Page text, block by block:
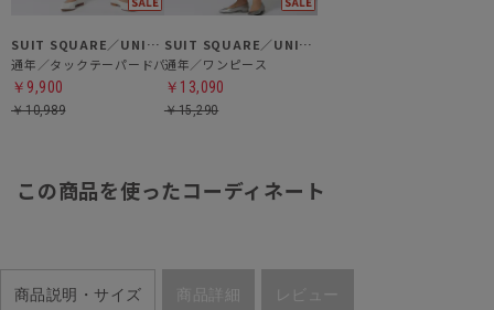
SUIT SQUARE／UNIVERSAL LANGUAGE／WHITE
通年／タックテーパードパンツ
￥9,900
￥10,989
SUIT SQUARE／UNIVERSAL LANGUAGE／WHITE
通年／ワンピース
￥13,090
￥15,290
この商品を使ったコーディネート
商品説明・サイズ 商品詳細 レビュー